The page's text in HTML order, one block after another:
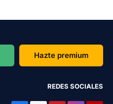
Hazte premium
REDES SOCIALES